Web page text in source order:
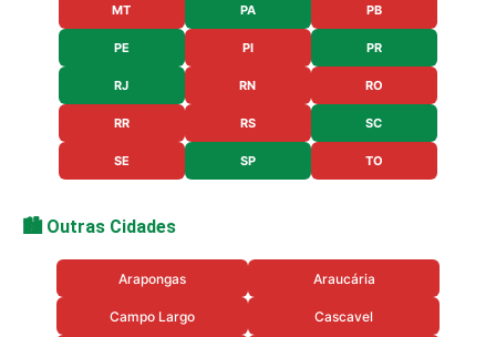
MT PA PB
PE PI PR
RJ RN RO
RR RS SC
SE SP TO
🏙️ Outras Cidades
Arapongas Araucária
Campo Largo Cascavel